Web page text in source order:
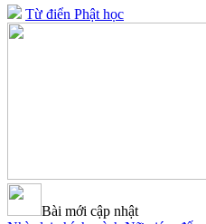
Từ điển Phật học
Bài mới cập nhật